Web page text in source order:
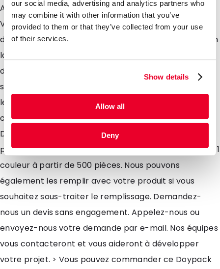
our social media, advertising and analytics partners who
may combine it with other information that you’ve
provided to them or that they’ve collected from your use
of their services.
Show details
Allow all
Deny
Argenté, Blanc et Noir Les Doypack Colorés Mats
VALVE sont des emballages laminés qui tiennent
debout grâce à leur soufflet. Ils sont fabriqués dun film
laminé haute qualité offrant dexcellentes propriétés
de barrière. Grâce à leur fermeture zip, ils souvrent et
se ferment infiniment. Pour plus de sécurité pendant
le transport, une meilleure conservation et lutter
contre le vol en magasin, vous pouvez souder nos
Doypack Zip avec notre soudeuse DAKLASEALER. De
plus, nous vous proposons dimprimer vos Doypack en 1
couleur à partir de 500 pièces. Nous pouvons
également les remplir avec votre produit si vous
souhaitez sous-traiter le remplissage. Demandez-
nous un devis sans engagement. Appelez-nous ou
envoyez-nous votre demande par e-mail. Nos équipes
vous contacteront et vous aideront à développer
votre projet. > Vous pouvez commander ce Doypack